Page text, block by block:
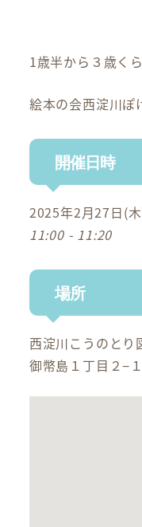
1歳半から３歳く
絵本の会西淀川ぽ
開催日時
2025年2月27日(
11:00 - 11:20
場所
西淀川こうのとり
御幣島１丁目２−